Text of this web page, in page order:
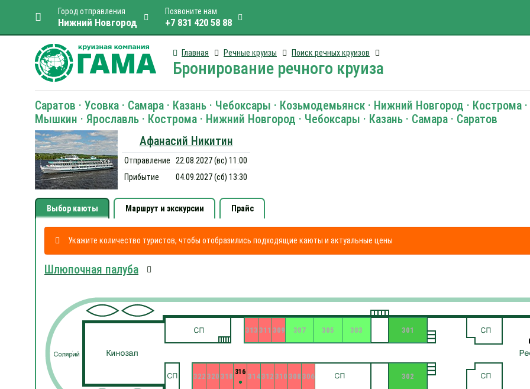
Город отправления
Нижний Новгород
Позвоните нам
+7 831 420 58 88
Главная Речные круизы Поиск речных круизов
Бронирование речного круиза
Саратов · Усовка · Самара · Казань · Чебоксары · Козьмодемьянск · Нижний Новгород · Кострома
Мышкин · Ярославль · Кострома · Нижний Новгород · Чебоксары · Казань · Самара · Саратов
Афанасий Никитин
Отправление
22.08.2027 (вс) 11:00
Прибытие
04.09.2027 (сб) 13:30
Выбор каюты Маршрут и экскурсии Прайс
Укажите количество туристов, чтобы отобразились подходящие каюты и актуальные цены
Шлюпочная палуба
301
302
303
305
306
307
308
309
310
311
312
313
314
316
318
320
322